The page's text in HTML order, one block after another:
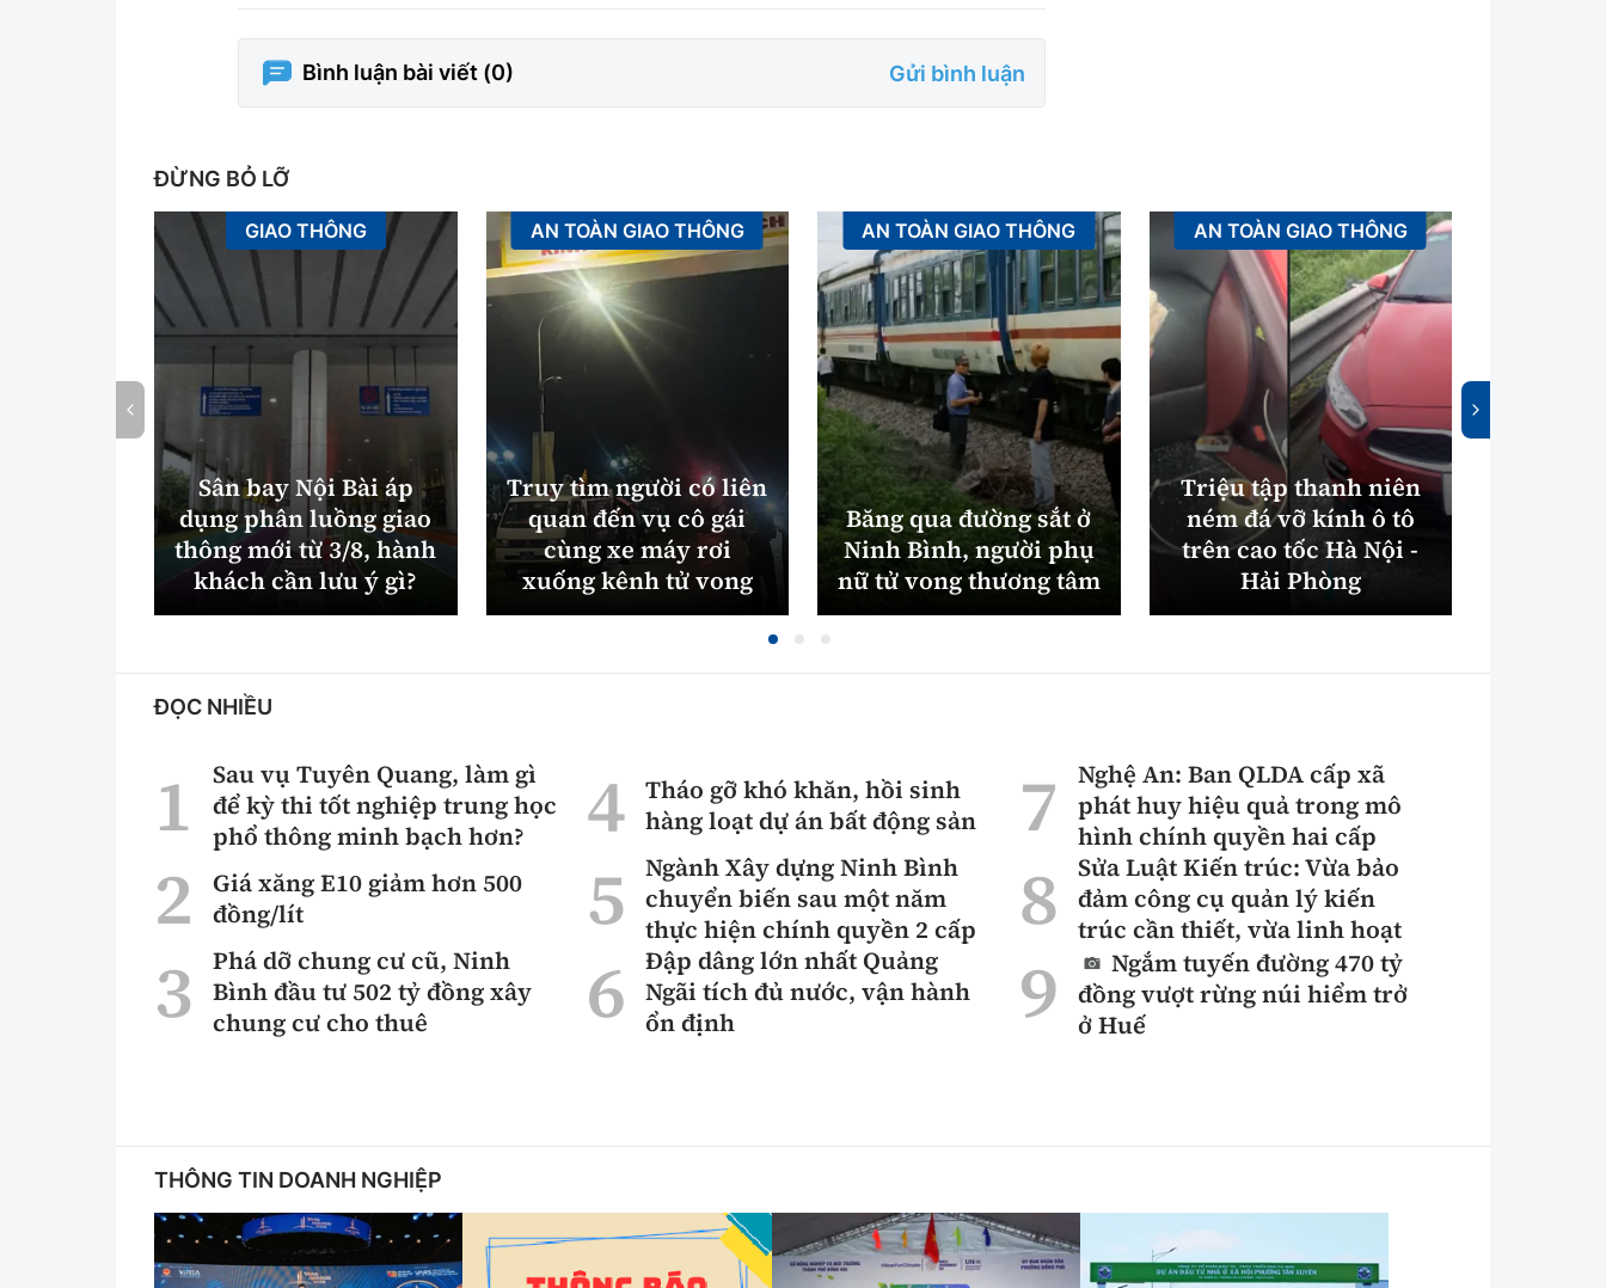
Bình luận bài viết (0) Gửi bình luận
ĐỪNG BỎ LỠ
GIAO THÔNG
Sân bay Nội Bài áp
dụng phân luồng giao
thông mới từ 3/8, hành
khách cần lưu ý gì?
AN TOÀN GIAO THÔNG
Truy tìm người có liên
quan đến vụ cô gái
cùng xe máy rơi
xuống kênh tử vong
AN TOÀN GIAO THÔNG
Băng qua đường sắt ở
Ninh Bình, người phụ
nữ tử vong thương tâm
AN TOÀN GIAO THÔNG
Triệu tập thanh niên
ném đá vỡ kính ô tô
trên cao tốc Hà Nội -
Hải Phòng
ĐỌC NHIỀU
Sau vụ Tuyên Quang, làm gì
để kỳ thi tốt nghiệp trung học
phổ thông minh bạch hơn?
Giá xăng E10 giảm hơn 500
đồng/lít
Phá dỡ chung cư cũ, Ninh
Bình đầu tư 502 tỷ đồng xây
chung cư cho thuê
Tháo gỡ khó khăn, hồi sinh
hàng loạt dự án bất động sản
Ngành Xây dựng Ninh Bình
chuyển biến sau một năm
thực hiện chính quyền 2 cấp
Đập dâng lớn nhất Quảng
Ngãi tích đủ nước, vận hành
ổn định
Nghệ An: Ban QLDA cấp xã
phát huy hiệu quả trong mô
hình chính quyền hai cấp
Sửa Luật Kiến trúc: Vừa bảo
đảm công cụ quản lý kiến
trúc cần thiết, vừa linh hoạt
Ngắm tuyến đường 470 tỷ
đồng vượt rừng núi hiểm trở
ở Huế
THÔNG TIN DOANH NGHIỆP